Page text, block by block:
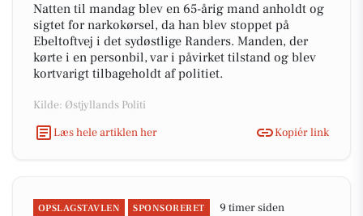
Natten til mandag blev en 65-årig mand anholdt og
sigtet for narkokørsel, da han blev stoppet på
Ebeltoftvej i det sydøstlige Randers. Manden, der
kørte i en personbil, var i påvirket tilstand og blev
kortvarigt tilbageholdt af politiet.
Kilde: Østjyllands Politi
Læs hele artiklen her
Kopiér link
OPSLAGSTAVLEN SPONSORERET 9 timer siden